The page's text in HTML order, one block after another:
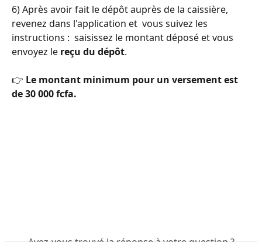
6) Après avoir fait le dépôt auprès de la caissière,
revenez dans l'application et  vous suivez les
instructions :  saisissez le montant déposé et vous
envoyez le reçu du dépôt.
👉 Le montant minimum pour un versement est
de 30 000 fcfa.